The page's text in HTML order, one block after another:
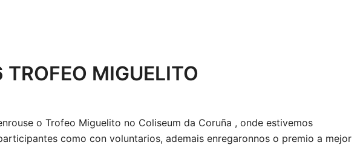
MIGUELITO
o Trofeo Miguelito no Coliseum da Coruña , onde estivemos
como con voluntarios, ademais enregaronnos o premio a mejor